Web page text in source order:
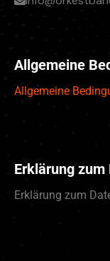
Allgemeine
Allgemeine
Erklärung
Erklärung zum